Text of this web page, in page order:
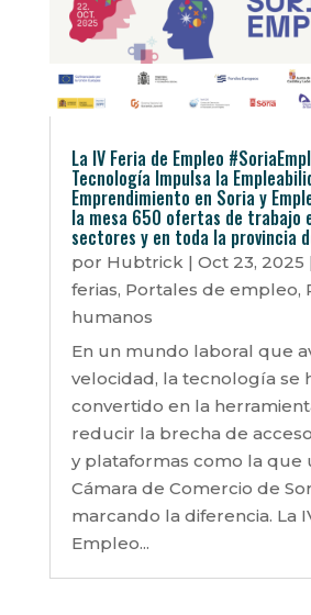
La IV Feria de Empleo
Tecnología Impulsa la
Emprendimiento en Soria y
la mesa 650 ofertas de trabajo
sectores y en toda la provincia
por Hubtrick | Oct 23, 2025 |
ferias, Portales de empleo,
humanos
En un mundo laboral que
velocidad, la tecnología se
convertido en la
reducir la brecha de
y plataformas como la que
Cámara de Comercio de
marcando la diferencia. La
Empleo...